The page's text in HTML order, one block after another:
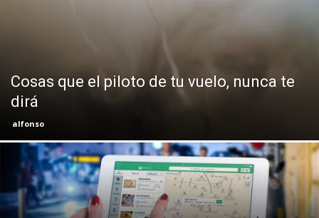
Cosas que el piloto de tu vuelo, nunca te
dirá
alfonso